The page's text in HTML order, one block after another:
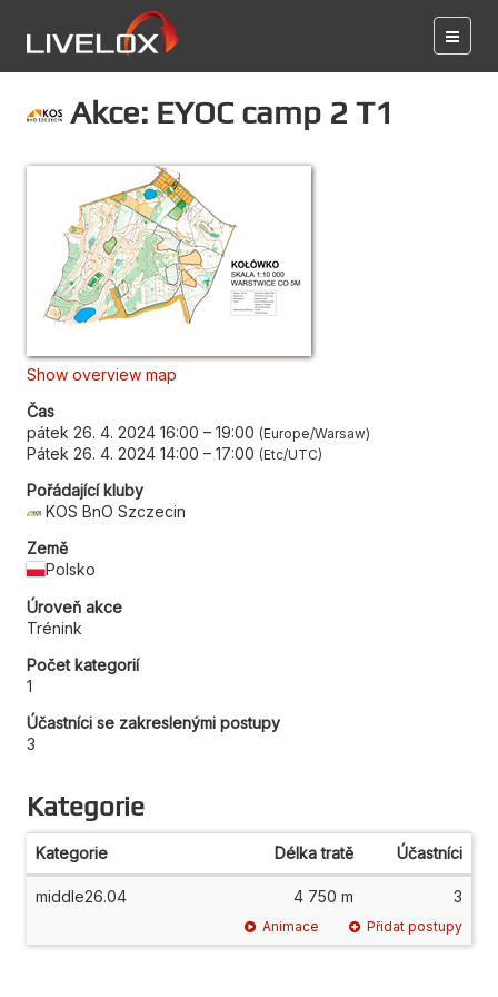
Akce: EYOC camp 2 T1
Show overview map
Čas
pátek 26. 4. 2024 16:00 – 19:00 Europe/Warsaw
Pátek 26. 4. 2024 14:00 – 17:00 Etc/UTC
Pořádající kluby
KOS BnO Szczecin
Země
Polsko
Úroveň akce
Trénink
Počet kategorií
1
Účastníci se zakreslenými postupy
3
Kategorie
Kategorie Délka tratě Účastníci
middle26.04 4 750 m 3
Animace Přidat postupy